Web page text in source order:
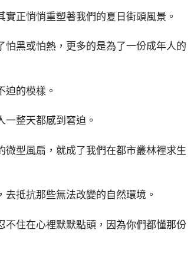
正悄悄重塑著我們的夏日街頭風景。
黑或怕熱，更多的是為了一份成年人的
的模樣。
整天都感到窘迫。
型風扇，就成了我們在都市叢林裡求生
抵抗那些無法改變的自然環境。
住在心裡默默點頭，因為你們都懂那份